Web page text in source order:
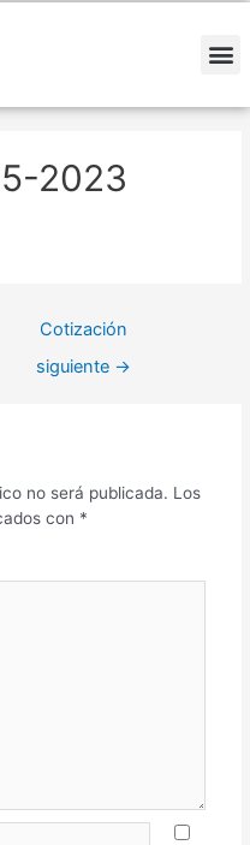
2023
Cotización
siguiente →
no será publicada. Los
con *